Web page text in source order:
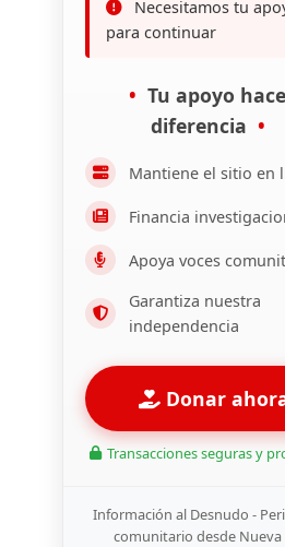
Necesitamos tu
para continuar
Tu apoyo
diferencia
Mantiene el sitio en
Financia
Apoya voces
Garantiza nuestra
independencia
Donar
Transacciones seguras y
Información al Desnudo -
comunitario desde Nueva